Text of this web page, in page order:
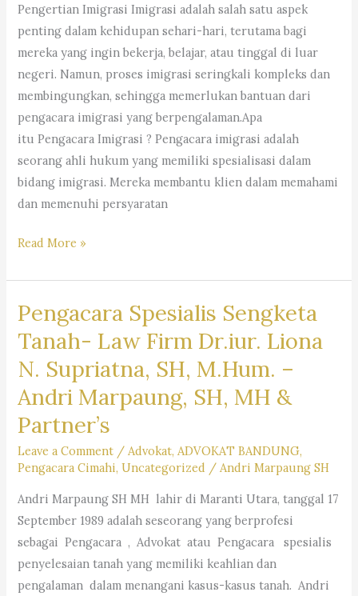
Andri
Marpaung
SH
MH
–
Dr.
iur.
Lion
N.
Supriata
&
Pengertian Imigrasi Imigrasi adalah salah satu aspek
penting dalam kehidupan sehari-hari, terutama bagi
mereka yang ingin bekerja, belajar, atau tinggal di luar
negeri. Namun, proses imigrasi seringkali kompleks dan
membingungkan, sehingga memerlukan bantuan dari
pengacara imigrasi yang berpengalaman.Apa
itu Pengacara Imigrasi ? Pengacara imigrasi adalah
seorang ahli hukum yang memiliki spesialisasi dalam
bidang imigrasi. Mereka membantu klien dalam memahami
dan memenuhi persyaratan
Pengacara
–
Law
Dr.
Iur
Liona
N.
Supriatna.,
S.H.,
M.Hum.
–
Andri
Marpaung,
S.H.
M.H.&
Read More »
Pengacara Spesialis Sengketa
Tanah- Law Firm Dr.iur. Liona
N. Supriatna, SH, M.Hum. –
Andri Marpaung, SH, MH &
Partner’s
Leave a Comment /Advokat,ADVOKAT BANDUNG,
Pengacara Cimahi,Uncategorized /Andri Marpaung SH
Andri Marpaung SH MH lahir di Maranti Utara, tanggal 17
September 1989 adalah seseorang yang berprofesi
sebagai Pengacara , Advokat atau Pengacara spesialis
penyelesaian tanah yang memiliki keahlian dan
pengalaman dalam menangani kasus-kasus tanah. Andri